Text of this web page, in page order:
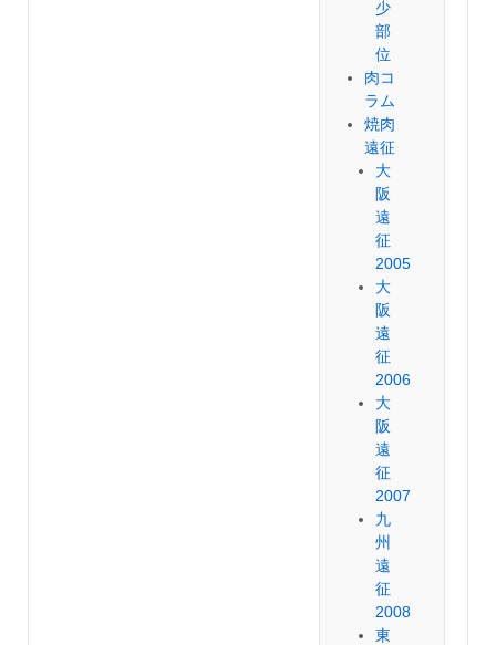
少
部
位
肉コ
ラム
焼肉
遠征
大
阪
遠
征
2005
大
阪
遠
征
2006
大
阪
遠
征
2007
九
州
遠
征
2008
東